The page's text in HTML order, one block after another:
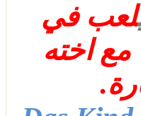
لعب في
مع اخته